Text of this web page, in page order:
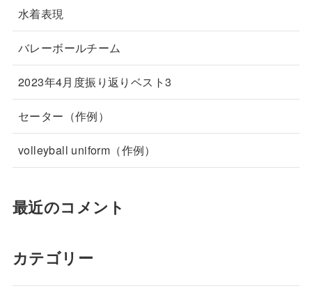
水着表現
バレーボールチーム
2023年4月度振り返りベスト3
セーター（作例）
volleyball uniform（作例）
最近のコメント
カテゴリー